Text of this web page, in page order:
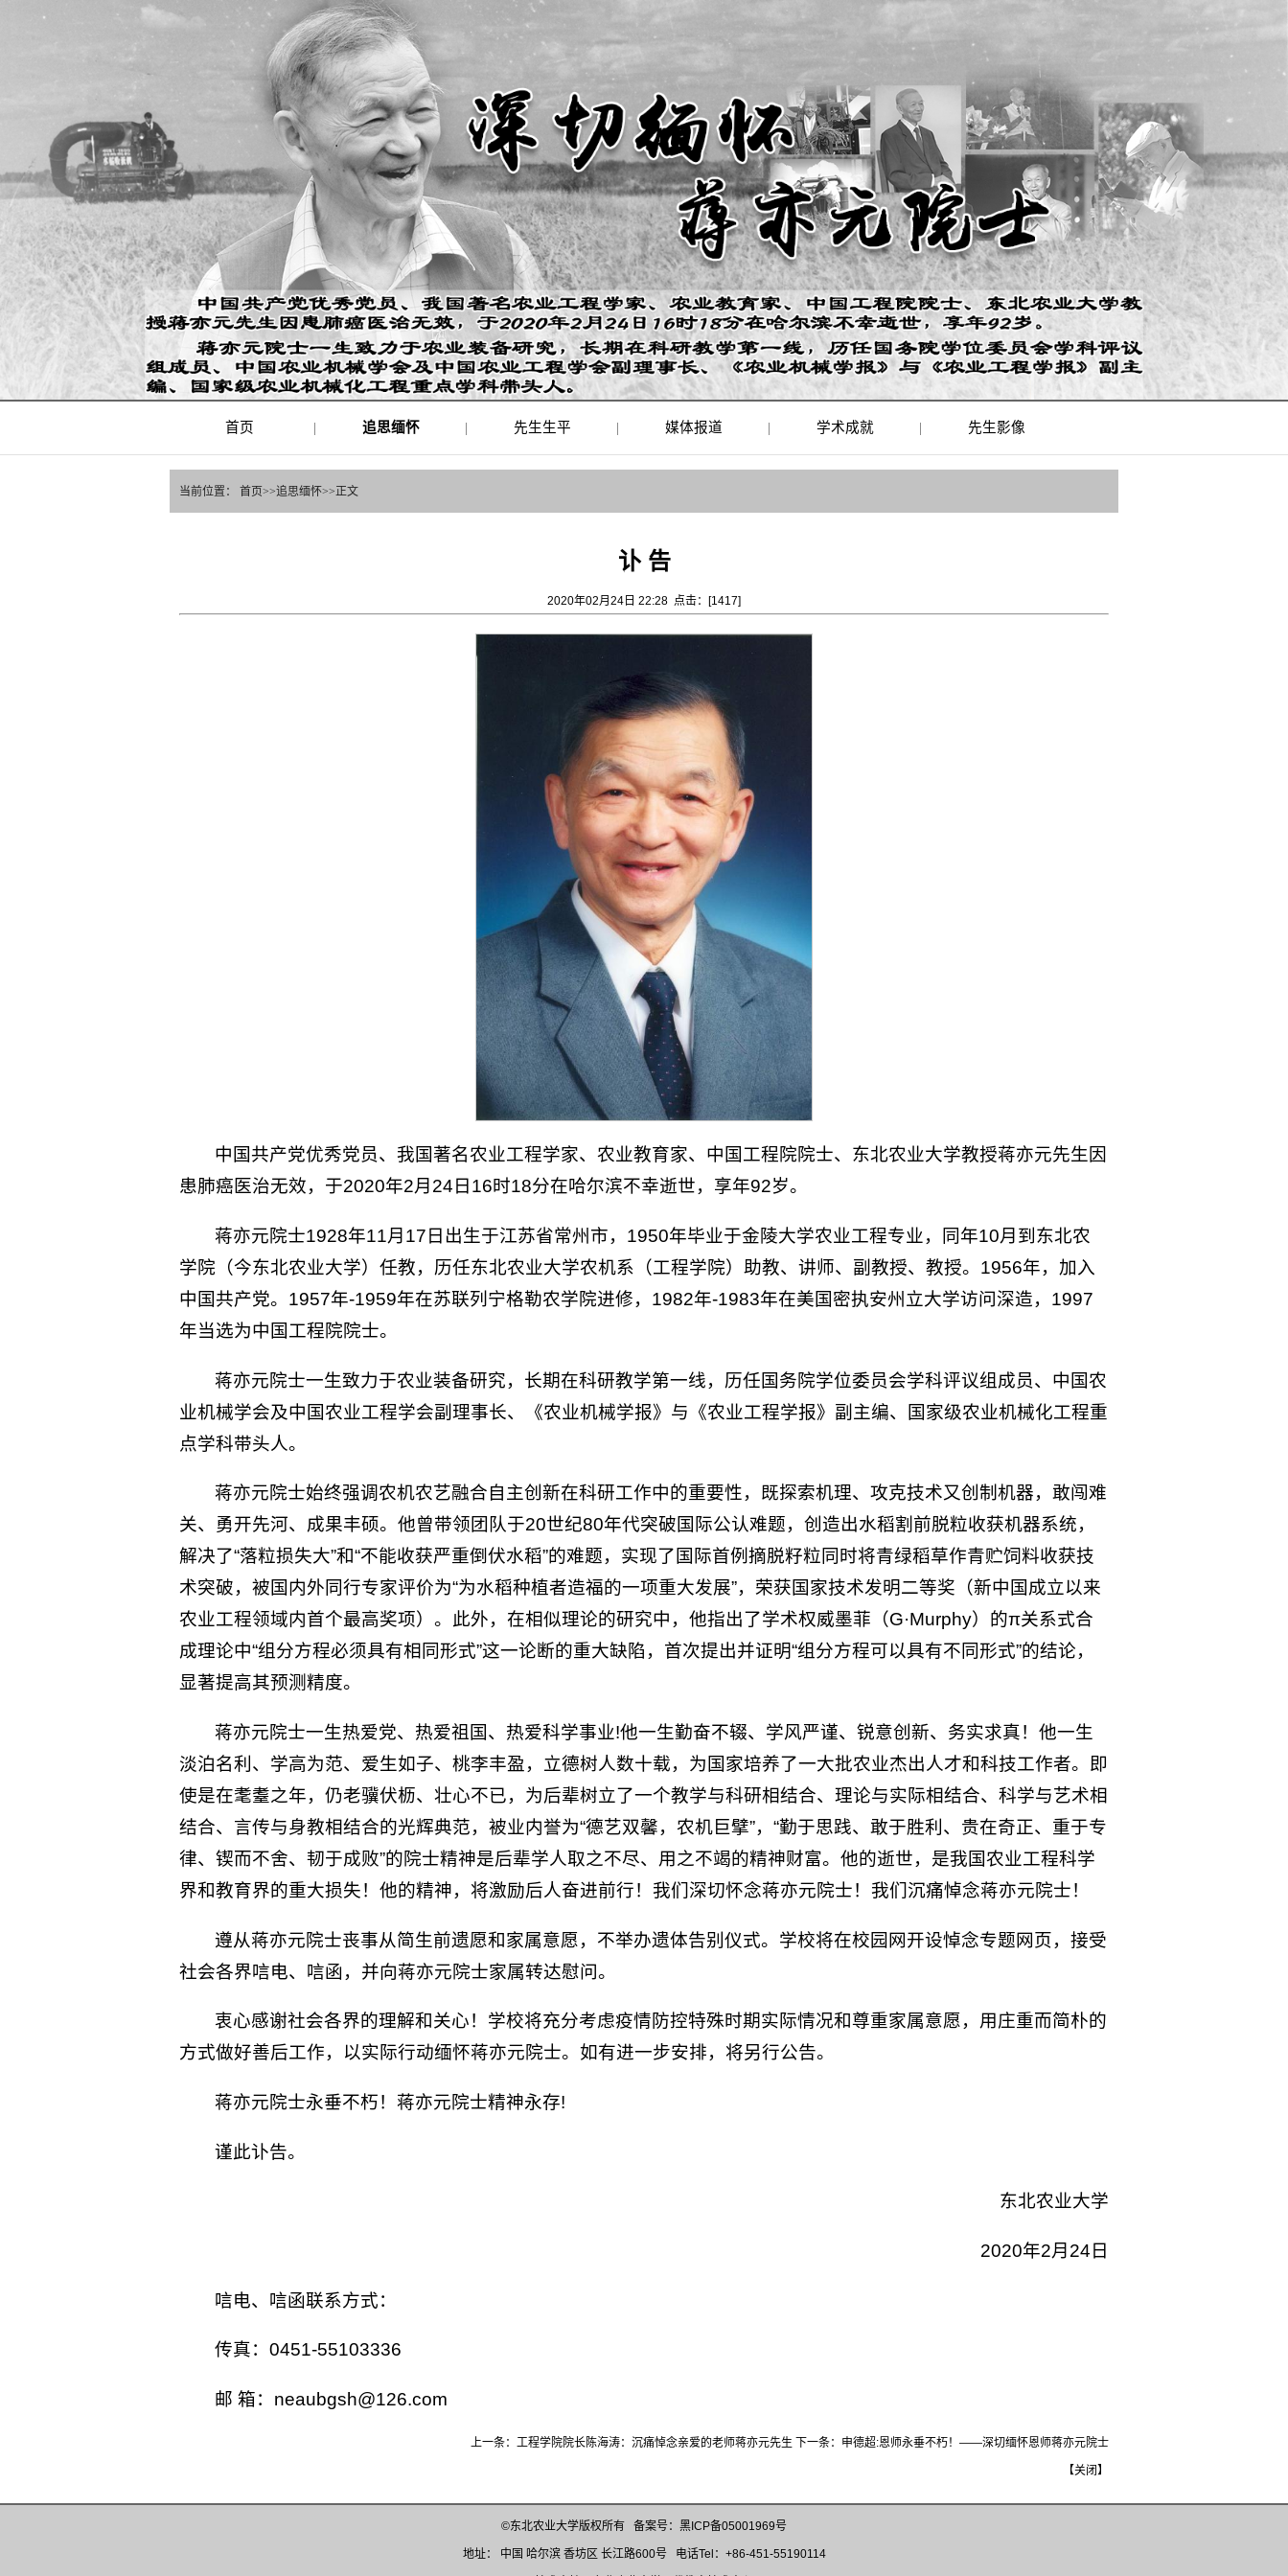
首页 | 追思缅怀 | 先生生平 | 媒体报道 | 学术成就 | 先生影像
当前位置： 首页>>追思缅怀>>正文
讣 告
2020年02月24日 22:28 点击：[1417]
中国共产党优秀党员、我国著名农业工程学家、农业教育家、中国工程院院士、东北农业大学教授蒋亦元先生因
患肺癌医治无效，于2020年2月24日16时18分在哈尔滨不幸逝世，享年92岁。
蒋亦元院士1928年11月17日出生于江苏省常州市，1950年毕业于金陵大学农业工程专业，同年10月到东北农
学院（今东北农业大学）任教，历任东北农业大学农机系（工程学院）助教、讲师、副教授、教授。1956年，加入
中国共产党。1957年-1959年在苏联列宁格勒农学院进修，1982年-1983年在美国密执安州立大学访问深造，1997
年当选为中国工程院院士。
蒋亦元院士一生致力于农业装备研究，长期在科研教学第一线，历任国务院学位委员会学科评议组成员、中国农
业机械学会及中国农业工程学会副理事长、《农业机械学报》与《农业工程学报》副主编、国家级农业机械化工程重
点学科带头人。
蒋亦元院士始终强调农机农艺融合自主创新在科研工作中的重要性，既探索机理、攻克技术又创制机器，敢闯难
关、勇开先河、成果丰硕。他曾带领团队于20世纪80年代突破国际公认难题，创造出水稻割前脱粒收获机器系统，
解决了“落粒损失大”和“不能收获严重倒伏水稻”的难题，实现了国际首例摘脱籽粒同时将青绿稻草作青贮饲料收获技
术突破，被国内外同行专家评价为“为水稻种植者造福的一项重大发展”，荣获国家技术发明二等奖（新中国成立以来
农业工程领域内首个最高奖项）。此外，在相似理论的研究中，他指出了学术权威墨菲（G·Murphy）的π关系式合
成理论中“组分方程必须具有相同形式”这一论断的重大缺陷，首次提出并证明“组分方程可以具有不同形式”的结论，
显著提高其预测精度。
蒋亦元院士一生热爱党、热爱祖国、热爱科学事业!他一生勤奋不辍、学风严谨、锐意创新、务实求真！他一生
淡泊名利、学高为范、爱生如子、桃李丰盈，立德树人数十载，为国家培养了一大批农业杰出人才和科技工作者。即
使是在耄耋之年，仍老骥伏枥、壮心不已，为后辈树立了一个教学与科研相结合、理论与实际相结合、科学与艺术相
结合、言传与身教相结合的光辉典范，被业内誉为“德艺双馨，农机巨擘”，“勤于思践、敢于胜利、贵在奇正、重于专
律、锲而不舍、韧于成败”的院士精神是后辈学人取之不尽、用之不竭的精神财富。他的逝世，是我国农业工程科学
界和教育界的重大损失！他的精神，将激励后人奋进前行！我们深切怀念蒋亦元院士！我们沉痛悼念蒋亦元院士！
遵从蒋亦元院士丧事从简生前遗愿和家属意愿，不举办遗体告别仪式。学校将在校园网开设悼念专题网页，接受
社会各界唁电、唁函，并向蒋亦元院士家属转达慰问。
衷心感谢社会各界的理解和关心！学校将充分考虑疫情防控特殊时期实际情况和尊重家属意愿，用庄重而简朴的
方式做好善后工作，以实际行动缅怀蒋亦元院士。如有进一步安排，将另行公告。
蒋亦元院士永垂不朽！蒋亦元院士精神永存!
谨此讣告。
东北农业大学
2020年2月24日
唁电、唁函联系方式：
传真：0451-55103336
邮 箱：neaubgsh@126.com
上一条： 工程学院院长陈海涛：沉痛悼念亲爱的老师蒋亦元先生 下一条： 申德超:恩师永垂不朽！——深切缅怀恩师蒋亦元院士
【关闭 】
©东北农业大学版权所有 备案号：黑ICP备05001969号
地址： 中国 哈尔滨 香坊区 长江路600号 电话Tel：+86-451-55190114